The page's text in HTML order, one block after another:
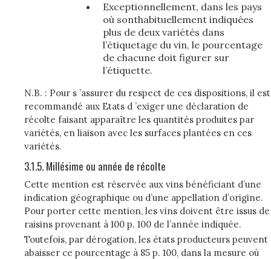
Exceptionnellement, dans les pays
où sonthabituellement indiquées
plus de deux variétés dans
l’étiquetage du vin, le pourcentage
de chacune doit figurer sur
l’étiquette.
N.B. : Pour s ’assurer du respect de ces dispositions, il est
recommandé aux Etats d ’exiger une déclaration de
récolte faisant apparaître les quantités produites par
variétés, en liaison avec les surfaces plantées en ces
variétés.
3.1.5. Millésime ou année de récolte
Cette mention est réservée aux vins bénéficiant d’une
indication géographique ou d’une appellation d’origine.
Pour porter cette mention, les vins doivent être issus de
raisins provenant à 100 p. 100 de l’année indiquée.
Toutefois, par dérogation, les états producteurs peuvent
abaisser ce pourcentage à 85 p. 100, dans la mesure où